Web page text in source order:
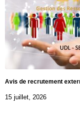
Avis de recrutement
15 juillet, 2026